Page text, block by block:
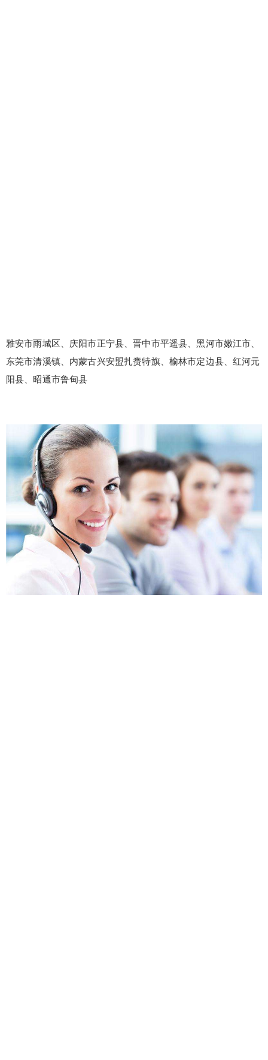
雅安市雨城区、庆阳市正宁县、晋中市平遥县、黑河市嫩江市、
东莞市清溪镇、内蒙古兴安盟扎赉特旗、榆林市定边县、红河元
阳县、昭通市鲁甸县